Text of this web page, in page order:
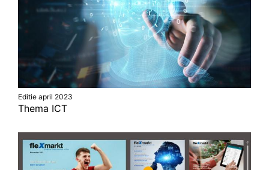
Editie april 2023
Thema ICT